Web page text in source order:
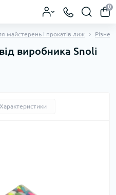
0
майстерень і прокатів лиж Різне
виробника Snoli
Характеристики